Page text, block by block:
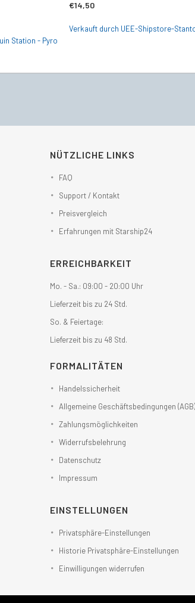
Station - Pyro
€14,50
Verkauft durch UEE-Shipstore-
NÜTZLICHE LINKS
FAQ
Support / Kontakt
Preisvergleich
Erfahrungen mit Starship24
ERREICHBARKEIT
Mo. - Sa.: 09:00 - 20:00 Uhr
Lieferzeit bis zu 24 Std.
So. & Feiertage:
Lieferzeit bis zu 48 Std.
FORMALITÄTEN
Handelssicherheit
Allgemeine Geschäftsbedingungen (AGB)
Zahlungsmöglichkeiten
Widerrufsbelehrung
Datenschutz
Impressum
EINSTELLUNGEN
Privatsphäre-Einstellungen
Historie Privatsphäre-Einstellungen
Einwilligungen widerrufen